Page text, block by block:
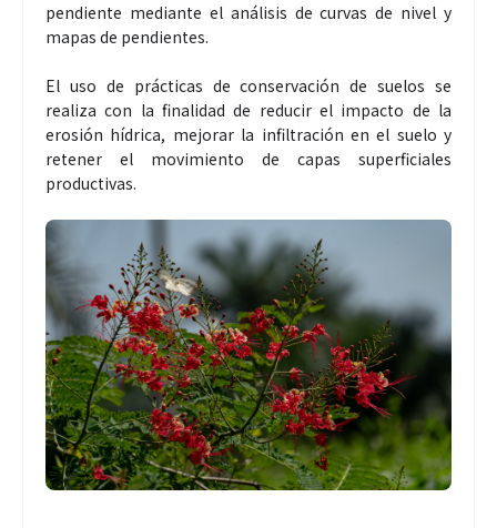
pendiente mediante el análisis de curvas de nivel y
mapas de pendientes.
El uso de prácticas de conservación de suelos se
realiza con la finalidad de reducir el impacto de la
erosión hídrica, mejorar la infiltración en el suelo y
retener el movimiento de capas superficiales
productivas.